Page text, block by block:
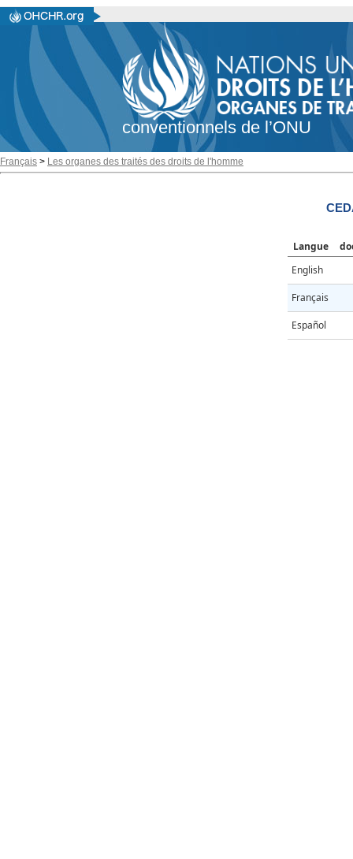
conventionnels de l’ONU
Français > Les organes des traités des droits de l'homme
Langue
English
Français
Español